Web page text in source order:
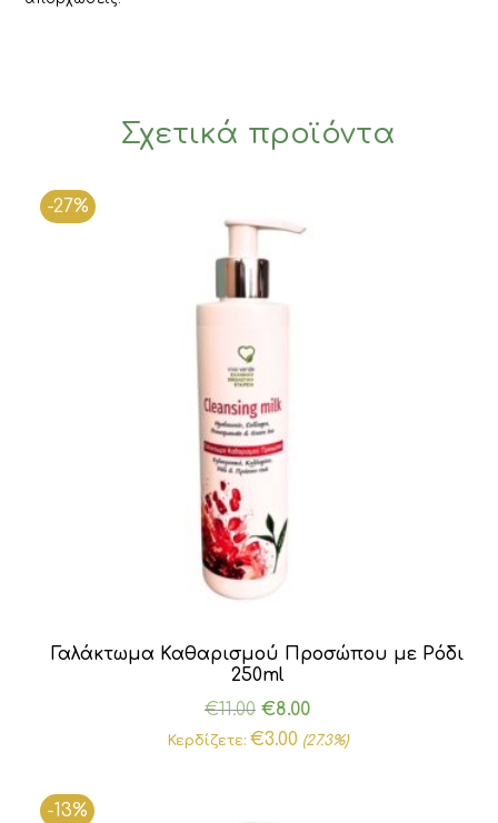
Σχετικά προϊόντα
-27%
Γαλάκτωμα Καθαρισμού Προσώπου με Ρόδι
250ml
€11.00 Original
price
€8.00Η
τρέχουσα
Κερδίζετε: €3.00 (27.3%)
-13%